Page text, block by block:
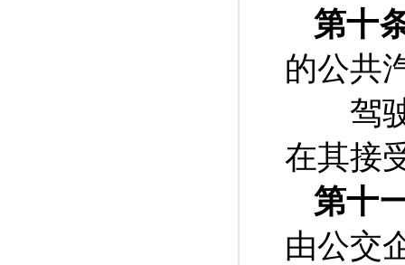
第十
的公共
驾驶
在其接
第十
由公交